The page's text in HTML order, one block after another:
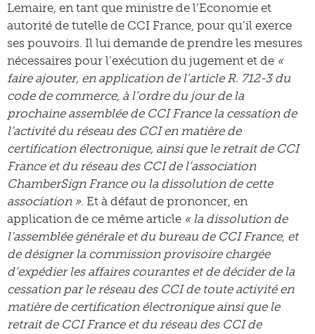
Lemaire, en tant que ministre de l’Economie et
autorité de tutelle de CCI France, pour qu’il exerce
ses pouvoirs. Il lui demande de prendre les mesures
nécessaires pour l’exécution du jugement et de «
faire ajouter, en application de l’article R. 712-3 du
code de commerce, à l’ordre du jour de la
prochaine assemblée de CCI France la cessation de
l’activité du réseau des CCI en matière de
certification électronique, ainsi que le retrait de CCI
France et du réseau des CCI de l’association
ChamberSign France ou la dissolution de cette
association ». Et à défaut de prononcer, en
application de ce même article « la dissolution de
l’assemblée générale et du bureau de CCI France, et
de désigner la commission provisoire chargée
d’expédier les affaires courantes et de décider de la
cessation par le réseau des CCI de toute activité en
matière de certification électronique ainsi que le
retrait de CCI France et du réseau des CCI de